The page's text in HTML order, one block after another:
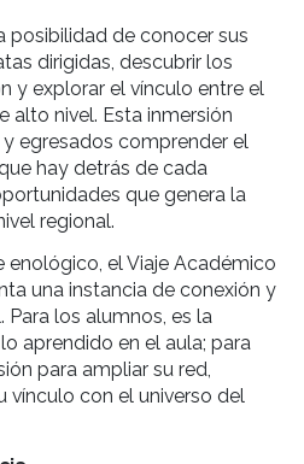
producción, estilos de
El itinerario incluirá
López, Rosell Boher,
los Andes, Cheval des
Bodega Santa Julia,
Bodegas Salentein,
La Celia, Lomas del
Renacer, Bodega
Family Winemakers
la posibilidad de conocer
catas dirigidas, descubrir
y explorar el vínculo